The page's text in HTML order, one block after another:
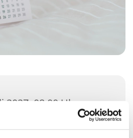
2027, 08:00 Uhr
Saal St. Nikolaus